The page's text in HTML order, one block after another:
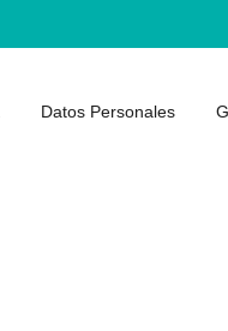
Datos Personales